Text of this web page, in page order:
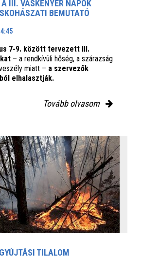
III. VASKENYÉR NAPOK
BEMUTATÓ
7-9. között tervezett III.
– a rendkívüli hőség, a szárazság
miatt – a szervezők
elhalasztják.
Tovább olvasom
TILALOM